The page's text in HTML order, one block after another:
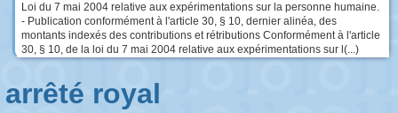
Loi du 7 mai 2004 relative aux expérimentations sur la personne humaine.
- Publication conformément à l'article 30, § 10, dernier alinéa, des
montants indexés des contributions et rétributions Conformément à l'article
30, § 10, de la loi du 7 mai 2004 relative aux expérimentations sur l(...)
arrêté royal